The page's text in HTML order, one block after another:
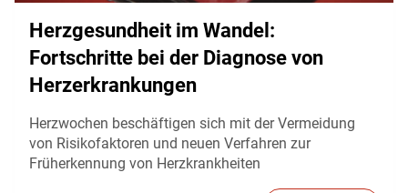
Herzgesundheit im Wandel:
Fortschritte bei der Diagnose von
Herzerkrankungen
Herzwochen beschäftigen sich mit der Vermeidung
von Risikofaktoren und neuen Verfahren zur
Früherkennung von Herzkrankheiten